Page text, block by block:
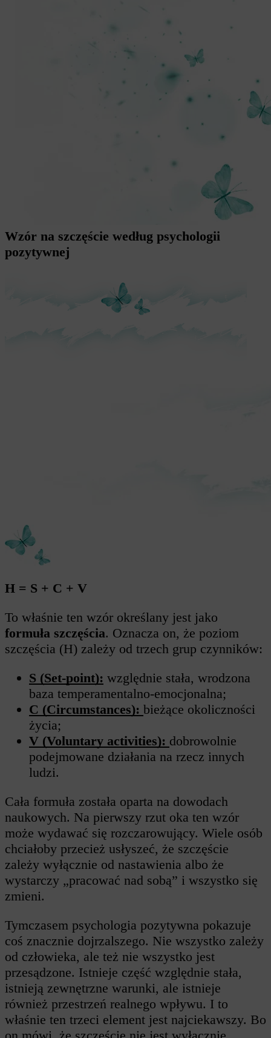
Wzór na szczęście według psychologii
pozytywnej
H = S + C + V
To właśnie ten wzór określany jest jako
formuła szczęścia. Oznacza on, że poziom
szczęścia (H) zależy od trzech grup czynników:
S (Set-point): względnie stała, wrodzona
baza temperamentalno-emocjonalna;
C (Circumstances): bieżące okoliczności
życia;
V (Voluntary activities): dobrowolnie
podejmowane działania na rzecz innych
ludzi.
Cała formuła została oparta na dowodach
naukowych. Na pierwszy rzut oka ten wzór
może wydawać się rozczarowujący. Wiele osób
chciałoby przecież usłyszeć, że szczęście
zależy wyłącznie od nastawienia albo że
wystarczy „pracować nad sobą” i wszystko się
zmieni.
Tymczasem psychologia pozytywna pokazuje
coś znacznie dojrzalszego. Nie wszystko zależy
od człowieka, ale też nie wszystko jest
przesądzone. Istnieje część względnie stała,
istnieją zewnętrzne warunki, ale istnieje
również przestrzeń realnego wpływu. I to
właśnie ten trzeci element jest najciekawszy. Bo